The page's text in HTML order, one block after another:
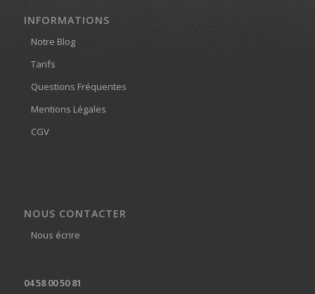
INFORMATIONS
Notre Blog
Tarifs
Questions Fréquentes
Mentions Légales
CGV
NOUS CONTACTER
Nous écrire
04 58 00 50 81